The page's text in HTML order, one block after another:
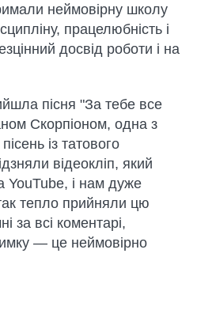
неймовірну школу
працелюбність і
досвід роботи і на
пісня "За тебе все
Скорпіоном, одна з
із татового
відеокліп, який
YouTube, і нам дуже
тепло прийняли цю
за всі коментарі,
— це неймовірно